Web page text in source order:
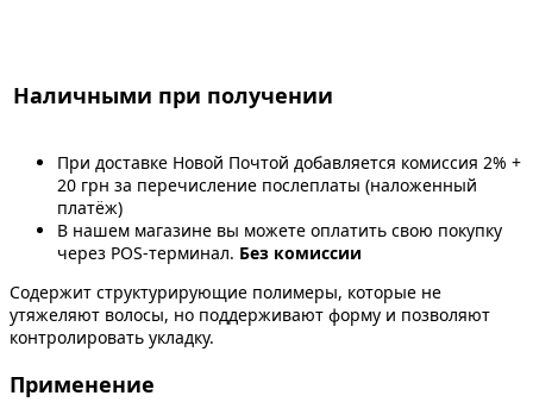
Наличными при получении
При доставке Новой Почтой добавляется комиссия 2% +
20 грн за перечисление послеплаты (наложенный
платёж)
В нашем магазине вы можете оплатить свою покупку
через POS-терминал. Без комиссии
Содержит структурирующие полимеры, которые не
утяжеляют волосы, но поддерживают форму и позволяют
контролировать укладку.
Применение